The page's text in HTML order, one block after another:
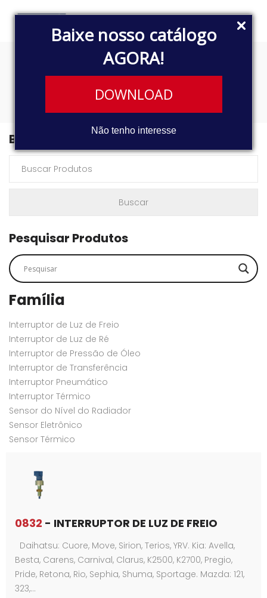
Baixe nosso catálogo
AGORA!
DOWNLOAD
Não tenho interesse
332
Buscar Produtos
Pesquisar Produtos
Família
Interruptor de Luz de Freio
Interruptor de Luz de Ré
Interruptor de Pressão de Óleo
Interruptor de Transferência
Interruptor Pneumático
Interruptor Térmico
Sensor do Nível do Radiador
Sensor Eletrônico
Sensor Térmico
0832 - INTERRUPTOR DE LUZ DE FREIO
Daihatsu: Cuore, Move, Sirion, Terios, YRV. Kia: Avella,
Besta, Carens, Carnival, Clarus, K2500, K2700, Pregio,
Pride, Retona, Rio, Sephia, Shuma, Sportage. Mazda: 121,
323,…